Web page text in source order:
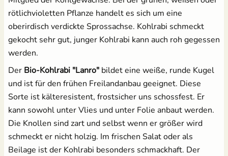
rötlichvioletten Pflanze handelt es sich um eine
oberirdisch verdickte Sprossachse. Kohlrabi schmeckt
gekocht sehr gut, junger Kohlrabi kann auch roh gegessen
werden.
Der Bio-Kohlrabi "Lanro" bildet eine weiße, runde Kugel
und ist für den frühen Freilandanbau geeignet. Diese
Sorte ist kälteresistent, frostsicher uns schossfest. Er
kann sowohl unter Vlies und unter Folie anbaut werden.
Die Knollen sind zart und selbst wenn er größer wird
schmeckt er nicht holzig. Im frischen Salat oder als
Beilage ist der Kohlrabi besonders schmackhaft. Der